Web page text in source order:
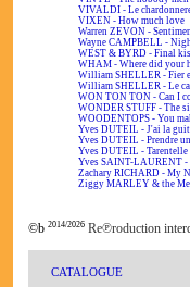
VIVALDI - Le
VIXEN - How much love
Warren ZEVON -
Wayne CAMPBELL -
WEST & BYRD - Final
WHAM - Where did your
William SHELLER - Fier
William SHELLER - Le
WON TON TON - Can I
WONDER STUFF - The
WOODENTOPS - You
Yves DUTEIL - J'ai la
Yves DUTEIL - Prendre
Yves DUTEIL - Tarentelle
Yves SAINT-LAURENT -
Zachary RICHARD - My
Ziggy MARLEY & the
©b 2014/2026 Re℗roduction
CATALOGUE